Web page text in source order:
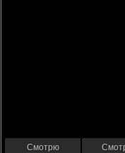
Смотрю